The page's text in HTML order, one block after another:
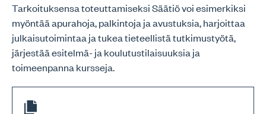
Tarkoituksensa toteuttamiseksi Säätiö voi esimerkiksi
myöntää apurahoja, palkintoja ja avustuksia, harjoittaa
julkaisutoimintaa ja tukea tieteellistä tutkimustyötä,
järjestää esitelmä- ja koulutustilaisuuksia ja
toimeenpanna kursseja.